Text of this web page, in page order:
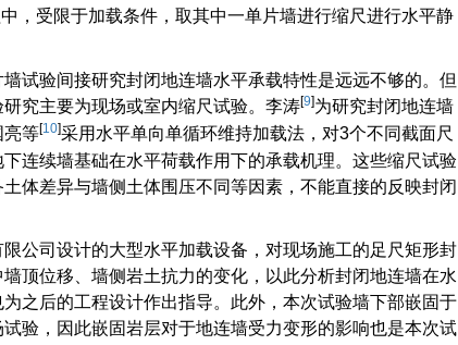
，受限于加载条件，取其中一单片墙进行缩尺进行水平静
试验间接研究封闭地连墙水平承载特性是远远不够的。但
究主要为现场或室内缩尺试验。李涛[9]为研究封闭地连墙
亮等[10]采用水平单向单循环维持加载法，对3个不同截面尺
连续墙基础在水平荷载作用下的承载机理。这些缩尺试验
体差异与墙侧土体围压不同等因素，不能直接的反映封闭
公司设计的大型水平加载设备，对现场施工的足尺矩形封
顶位移、墙侧岩土抗力的变化，以此分析封闭地连墙在水
之后的工程设计作出指导。此外，本次试验墙下部嵌固于
验，因此嵌固岩层对于地连墙受力变形的影响也是本次试